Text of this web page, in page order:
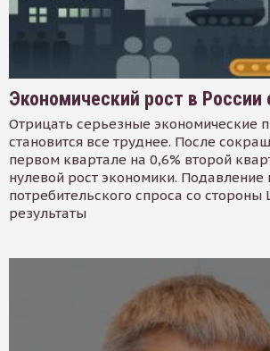
Экономический рост в России
Отрицать серьезные экономические
становится все труднее. После
первом квартале на 0,6% второй
нулевой рост экономики. Подавление
потребительского спроса со
результаты